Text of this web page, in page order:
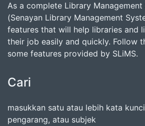
As a complete Library Management
(Senayan Library Management
features that will help libraries and
their job easily and quickly. Follow
some features provided by SLiMS.
Cari
masukkan satu atau lebih kata
pengarang, atau subjek